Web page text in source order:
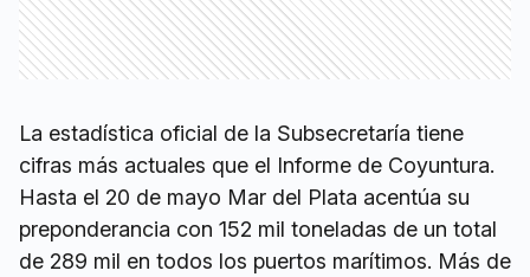
La estadística oficial de la Subsecretaría tiene
cifras más actuales que el Informe de Coyuntura.
Hasta el 20 de mayo Mar del Plata acentúa su
preponderancia con 152 mil toneladas de un total
de 289 mil en todos los puertos marítimos. Más de